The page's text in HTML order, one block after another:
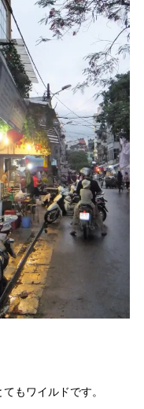
もワイルドです。